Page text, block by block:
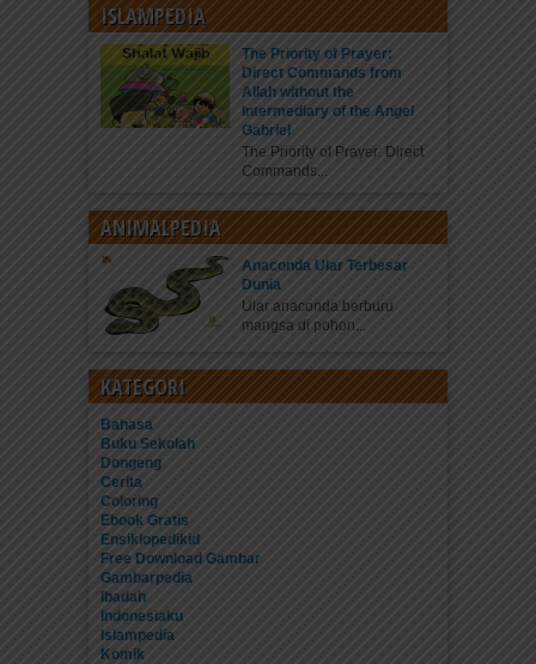
ISLAMPEDIA
The Priority of Prayer:
Direct Commands from
Allah without the
Intermediary of the Angel
Gabriel
The Priority of Prayer: Direct
Commands...
ANIMALPEDIA
Anaconda Ular Terbesar
Dunia
Ular anaconda berburu
mangsa di pohon...
KATEGORI
Bahasa
Buku Sekolah
Dongeng
Cerita
Coloring
Ebook Gratis
Ensiklopedikid
Free Download Gambar
Gambarpedia
Ibadah
Indonesiaku
Islampedia
Komik